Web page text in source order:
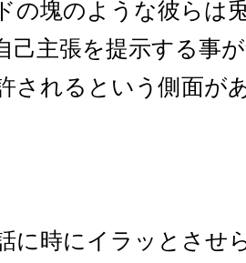
の塊のような彼らは
己主張を提示する事
されるという側面が
に時にイラッとさせ